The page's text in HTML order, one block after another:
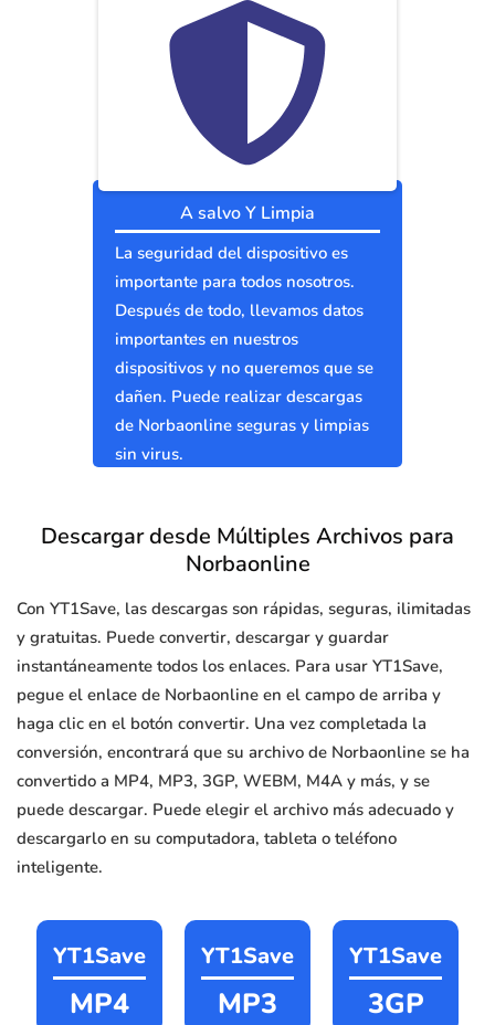
A salvo Y Limpia
La seguridad del dispositivo es
importante para todos nosotros.
Después de todo, llevamos datos
importantes en nuestros
dispositivos y no queremos que se
dañen. Puede realizar descargas
de Norbaonline seguras y limpias
sin virus.
Descargar desde Múltiples Archivos para
Norbaonline
Con YT1Save, las descargas son rápidas, seguras, ilimitadas
y gratuitas. Puede convertir, descargar y guardar
instantáneamente todos los enlaces. Para usar YT1Save,
pegue el enlace de Norbaonline en el campo de arriba y
haga clic en el botón convertir. Una vez completada la
conversión, encontrará que su archivo de Norbaonline se ha
convertido a MP4, MP3, 3GP, WEBM, M4A y más, y se
puede descargar. Puede elegir el archivo más adecuado y
descargarlo en su computadora, tableta o teléfono
inteligente.
YT1Save
MP4
YT1Save
MP3
YT1Save
3GP